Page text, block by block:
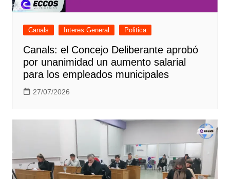
Canals Interes General Politica
Canals: el Concejo Deliberante aprobó
por unanimidad un aumento salarial
para los empleados municipales
27/07/2026